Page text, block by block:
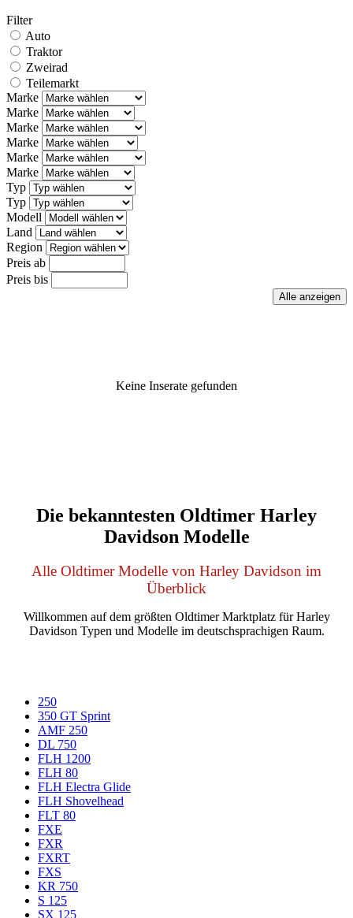
Filter
Auto
Traktor
Zweirad
Teilemarkt
Marke
Marke
Marke
Marke
Marke
Marke
Typ
Typ
Modell
Land
Region
Preis ab
Preis bis
Keine Inserate gefunden
Die bekanntesten Oldtimer Harley
Davidson Modelle
Alle Oldtimer Modelle von Harley Davidson im
Überblick
Willkommen auf dem größten Oldtimer Marktplatz für Harley
Davidson Typen und Modelle im deutschsprachigen Raum.
250
350 GT Sprint
AMF 250
DL 750
FLH 1200
FLH 80
FLH Electra Glide
FLH Shovelhead
FLT 80
FXE
FXR
FXRT
FXS
KR 750
S 125
SX 125